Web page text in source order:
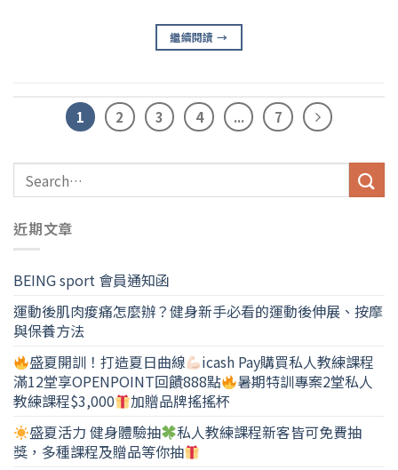
繼續閱讀→
1 2 3 4 ... 7
近期文章
BEING sport 會員通知函
運動後肌肉痠痛怎麼辦？健身新手必看的運動後伸展、按摩
與保養方法
盛夏開訓！打造夏日曲線
icash Pay購買私人教練課程
滿12堂享OPENPOINT回饋888點
暑期特訓專案2堂私人
教練課程$3,000
加贈品牌搖搖杯
盛夏活力 健身體驗抽
私人教練課程新客皆可免費抽
獎，多種課程及贈品等你抽